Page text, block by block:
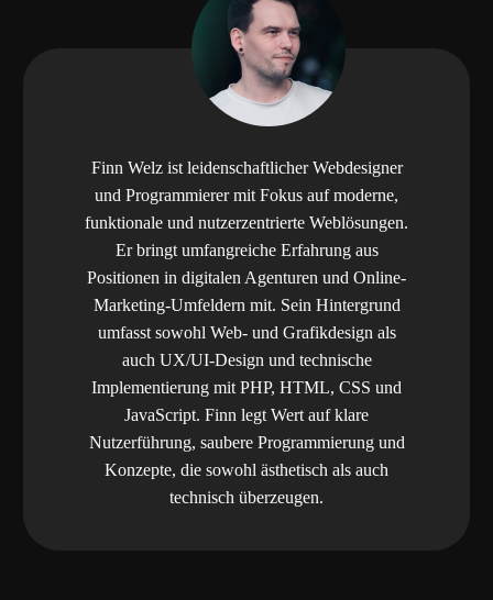
Finn Welz ist leidenschaftlicher Webdesigner
und Programmierer mit Fokus auf moderne,
funktionale und nutzerzentrierte Weblösungen.
Er bringt umfangreiche Erfahrung aus
Positionen in digitalen Agenturen und Online-
Marketing-Umfeldern mit. Sein Hintergrund
umfasst sowohl Web- und Grafikdesign als
auch UX/UI-Design und technische
Implementierung mit PHP, HTML, CSS und
JavaScript. Finn legt Wert auf klare
Nutzerführung, saubere Programmierung und
Konzepte, die sowohl ästhetisch als auch
technisch überzeugen.